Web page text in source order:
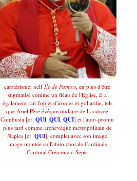
carriérisme, nell’Île de Patmos, en plus d'être
stigmatisé comme un fléau de l'Eglise, Il a
également fait l'objet d'ironies et goliardie, tels
que Ariel Père évêque titulaire de Laodicée
Combusta [cf.QUI,QUI,QUI] et l'auto-promu
plus tard comme archevêque métropolitain de
Naples [cf.QUI], complet avec son image
image montée sull'abito chorale Cardinals
Cardinal Crescenzio Sepe.